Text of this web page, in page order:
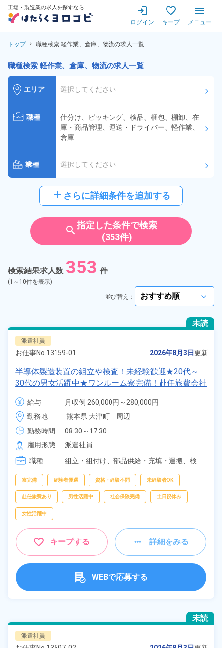
工場・製造業の求人を探すなら
ログイン キープ メニュー
トップ 職種検索 軽作業、倉庫、物流の求人一覧
職種検索 軽作業、倉庫、物流の求人一覧
エリア 選択してください arrow_forward_ios
職種
仕分け、ピッキング、検品、梱包、棚卸、在
庫・商品管理、運送・ドライバー、軽作業、
倉庫
arrow_forward_ios
業種 選択してください arrow_forward_ios
選択してください
雇用形態 派遣社員
紹介予定派遣
契約社員
アルバイト・パート
正社員 ※無期雇用派遣
期間従業員
こだわり 選択してください
タグ 選択してください
ド
お仕事
出典：「位置参照情報」(国土交通省）の加工情報・「HeartRails
Geo API」(HeartRails Inc.)
add さらに詳細条件を追加する
search指定した条件で検索
(353件)
検索結果求人数 353 件
(1～10件を表示)
並び替え： arrow_forward_ios
未読
派遣社員
お仕事No. 13159-01 2026年8月3日更新
半導体製造装置の組立や検査！未経験歓迎★20代～
30代の男女活躍中★ワンルーム寮完備！赴任旅費会社
負担！マイカー通勤OK！無料駐車場あり！正社員登
用あり！《熊本県菊池郡大津町》
給与
月収例 260,000円～280,000円
時給 1,400円～1,400円
勤務地
熊本県 大津町　周辺
勤務時間
08:30～17:30
雇用形態
派遣社員
職種
組立・組付け、 部品供給・充填・運搬、 検
寮完備 経験者優遇 資格・経験不問 未経験者OK
赴任旅費あり 男性活躍中 社会保険完備 土日祝休み
女性活躍中
キープする 詳細をみる
WEBで応募する
未読
派遣社員